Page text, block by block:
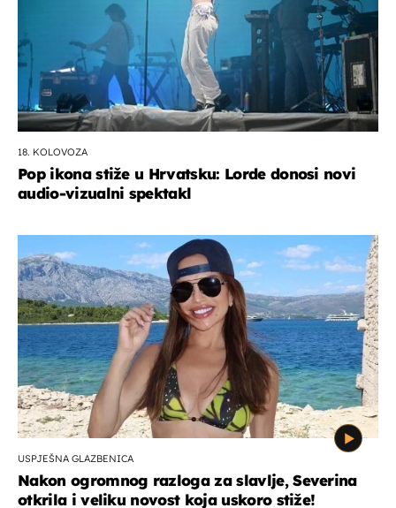
18. KOLOVOZA
Pop ikona stiže u Hrvatsku: Lorde donosi novi
audio-vizualni spektakl
USPJEŠNA GLAZBENICA
Nakon ogromnog razloga za slavlje, Severina
otkrila i veliku novost koja uskoro stiže!